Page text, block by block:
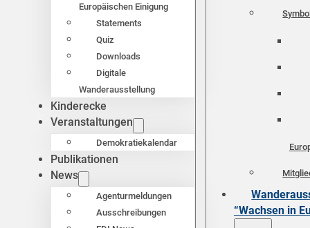
Europäischen Einigung
Statements
Quiz
Downloads
Digitale
Wanderausstellung
Kinderecke
Veranstaltungen
Demokratiekalendar
Publikationen
News
Agenturmeldungen
Ausschreibungen
“Wachsen in